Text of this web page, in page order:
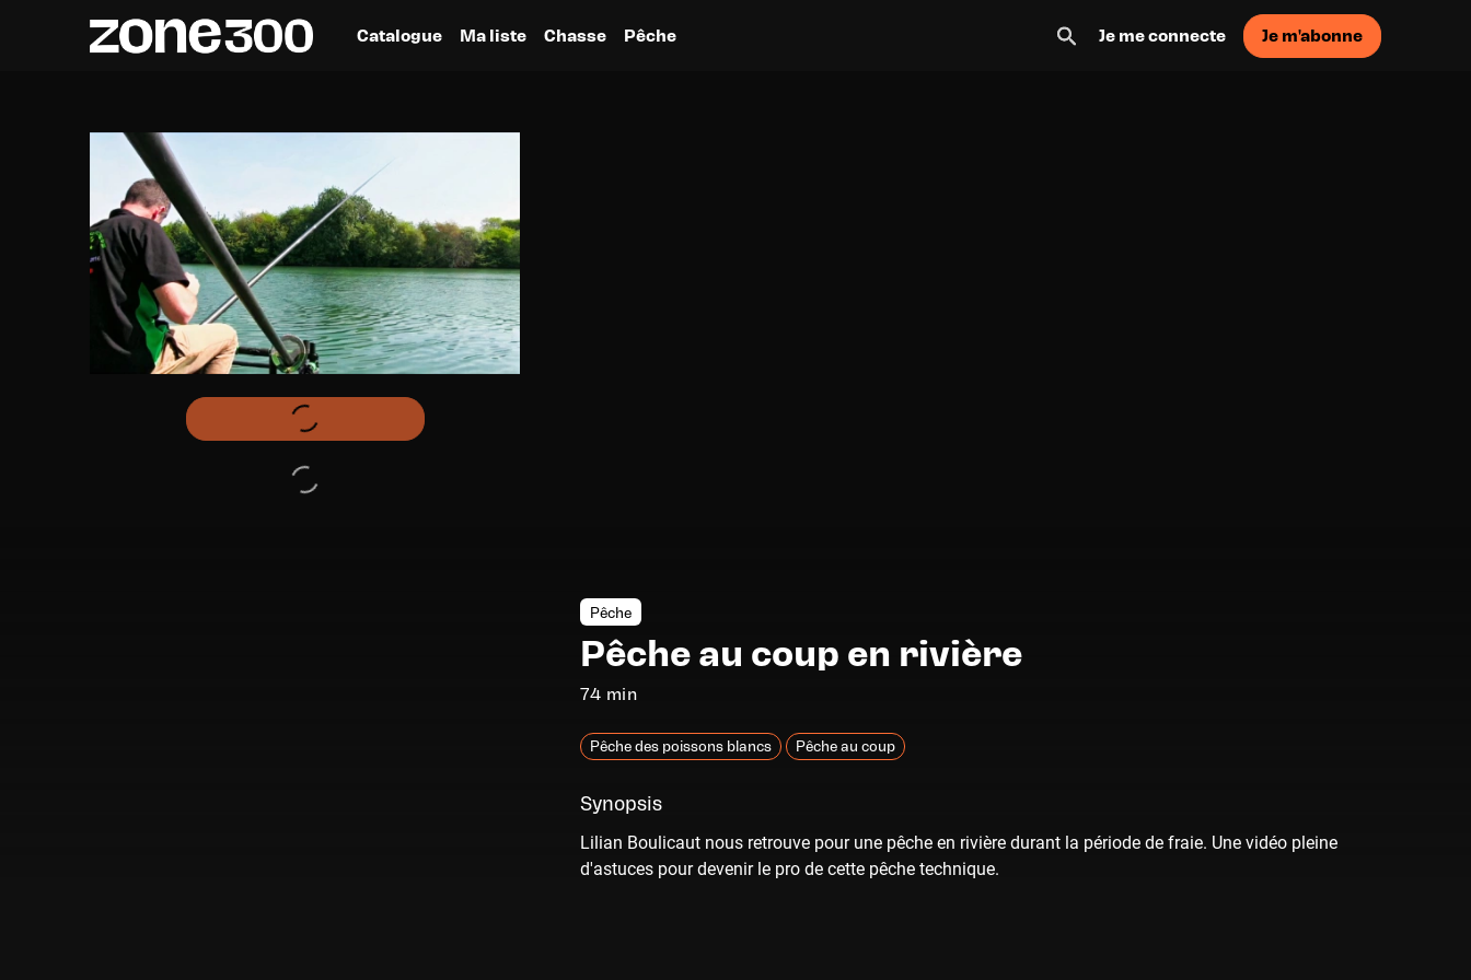
Catalogue Ma liste Chasse Pêche Je me connecte Je m'abonne
Pêche
Pêche au coup en rivière
74 min
Pêche des poissons blancs Pêche au coup
Synopsis
Lilian Boulicaut nous retrouve pour une pêche en rivière durant la période de fraie. Une vidéo pleine
d'astuces pour devenir le pro de cette pêche technique.